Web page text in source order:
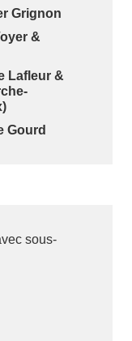
Grignon
&
Lafleur &
Gourd
sous-